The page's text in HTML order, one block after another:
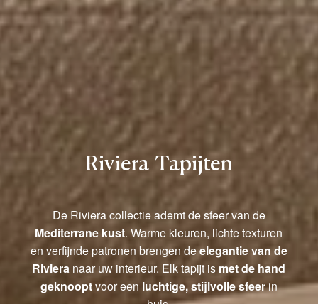
Riviera Tapijten
De Riviera collectie ademt de sfeer van de
Mediterrane kust. Warme kleuren, lichte texturen
en verfijnde patronen brengen deelegantie van de
Riviera naar uw interieur. Elk tapijt is met de hand
geknooptvoor een luchtige, stijlvolle sfeerin